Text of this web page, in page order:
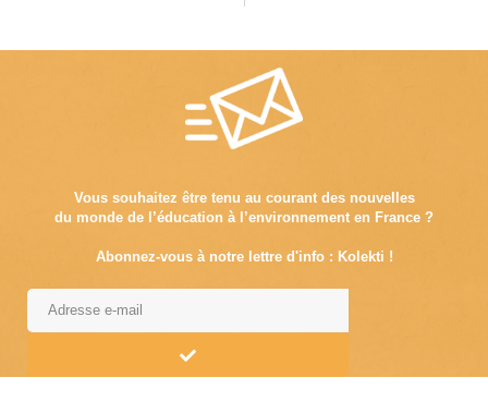
Vous souhaitez être tenu au courant des nouvelles
du monde de l’éducation à l’environnement en France ?
Abonnez-vous à notre lettre d'info : Kolekti !